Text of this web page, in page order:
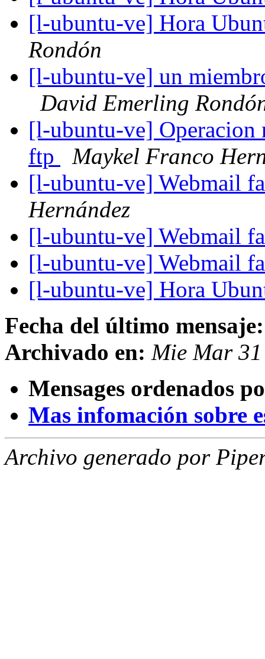
[l-ubuntu-ve] Hora
Rondón
[l-ubuntu-ve] un
David Emerling
[l-ubuntu-ve] Operacion
ftp
Maykel Franco
[l-ubuntu-ve] Webmail
Hernández
[l-ubuntu-ve] Webmail
[l-ubuntu-ve] Webmail
[l-ubuntu-ve] Hora
Fecha del último mensaje:
Archivado en: Mie Mar
Mensages ordenados
Mas infomación sobre
Archivo generado por